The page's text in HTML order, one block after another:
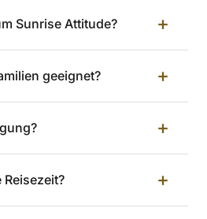
Sunrise Attitude? +
geeignet? +
+
+